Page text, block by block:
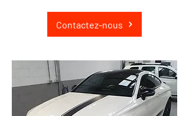
Contactez-nous